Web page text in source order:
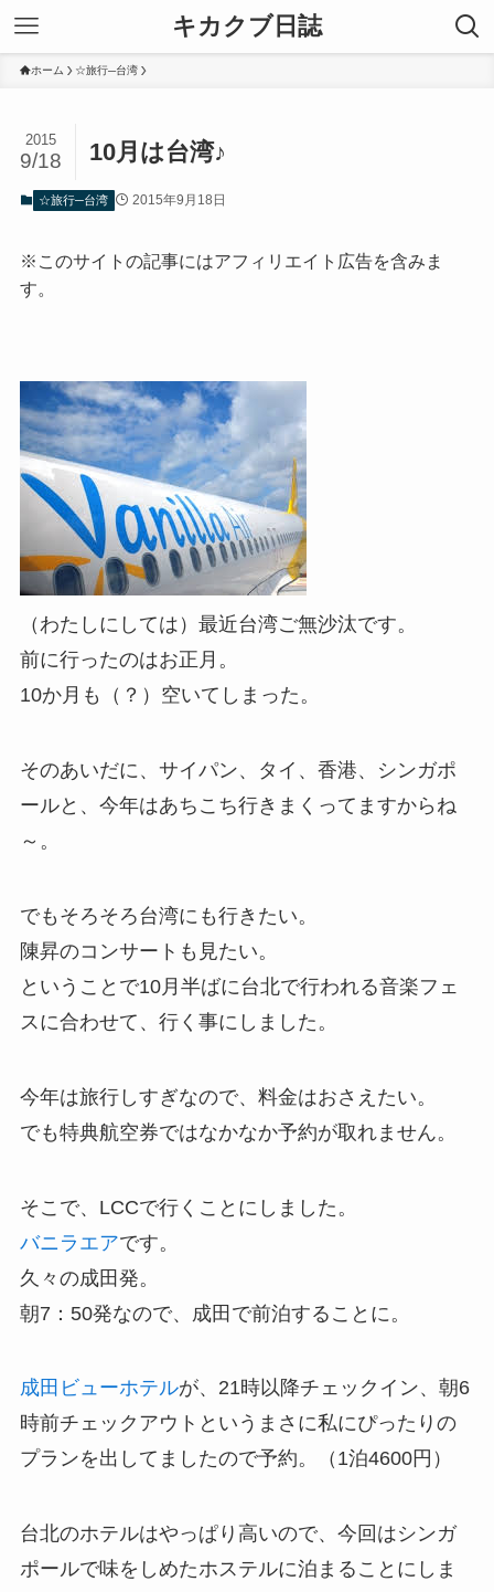
キカクブ日誌
ホーム ☆旅行─台湾
10月は台湾♪
2015
9/18
☆旅行─台湾 2015年9月18日
※このサイトの記事にはアフィリエイト広告を含みま
す。
（わたしにしては）最近台湾ご無沙汰です。
前に行ったのはお正月。
10か月も（？）空いてしまった。
そのあいだに、サイパン、タイ、香港、シンガポ
ールと、今年はあちこち行きまくってますからね
～。
でもそろそろ台湾にも行きたい。
陳昇のコンサートも見たい。
ということで10月半ばに台北で行われる音楽フェ
スに合わせて、行く事にしました。
今年は旅行しすぎなので、料金はおさえたい。
でも特典航空券ではなかなか予約が取れません。
そこで、LCCで行くことにしました。
バニラエアです。
久々の成田発。
朝7：50発なので、成田で前泊することに。
成田ビューホテルが、21時以降チェックイン、朝6
時前チェックアウトというまさに私にぴったりの
プランを出してましたので予約。（1泊4600円）
台北のホテルはやっぱり高いので、今回はシンガ
ポールで味をしめたホステルに泊まることにしま